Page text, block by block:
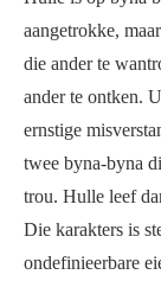
aangetrokke,
die ander te
ander te ontken.
ernstige
twee byna-byna
trou. Hulle leef
Die karakters is
ondefinieerbare